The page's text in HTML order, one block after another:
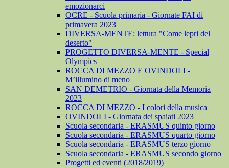
emozionarci
OCRE - Scuola primaria - Giornate FAI di
primavera 2023
DIVERSA-MENTE: lettura "Come lepri del
deserto"
PROGETTO DIVERSA-MENTE - Special
Olympics
ROCCA DI MEZZO E OVINDOLI -
M’illumino di meno
SAN DEMETRIO - Giornata della Memoria
2023
ROCCA DI MEZZO - I colori della musica
OVINDOLI - Giornata dei spaiati 2023
Scuola secondaria - ERASMUS quinto giorno
Scuola secondaria - ERASMUS quarto giorno
Scuola secondaria - ERASMUS terzo giorno
Scuola secondaria - ERASMUS secondo giorno
Progetti ed eventi (2018/2019)